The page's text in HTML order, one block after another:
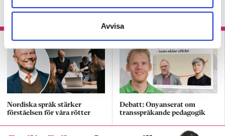
Avvisa
att ta kontroll över sin hjärna.
Nordiska språk stärker
förståelsen för våra rötter
Debatt: Onyanserat om
transspråkande pedagogik